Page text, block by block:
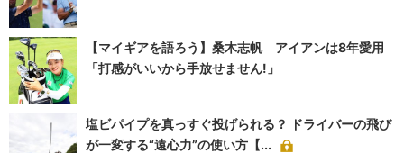
【マイギアを語ろう】桑木志帆 アイアンは8年愛用
「打感がいいから手放せません!」
塩ビパイプを真っすぐ投げられる？ ドライバーの飛び
が一変する“遠心力”の使い方【...